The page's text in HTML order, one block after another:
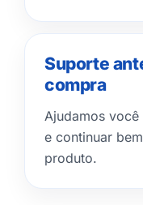
Suporte
compra
Ajudamos
e continuar
produto.